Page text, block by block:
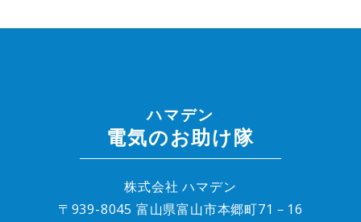
ハマデン
電気のお助け隊
株式会社 ハマデン
〒939-8045 富山県富山市本郷町71－16